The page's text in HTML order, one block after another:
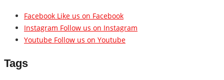
Facebook Like us on Facebook
Instagram Follow us on Instagram
Youtube Follow us on Youtube
Tags